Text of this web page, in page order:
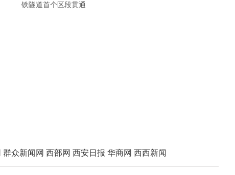
铁隧道首个区段贯通
群众新闻网 西部网 西安日报 华商网 西西新闻